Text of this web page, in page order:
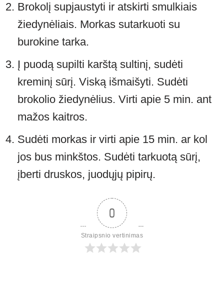
Brokolį supjaustyti ir atskirti smulkiais
žiedynėliais. Morkas sutarkuoti su
burokine tarka.
Į puodą supilti karštą sultinį, sudėti
kreminį sūrį. Viską išmaišyti. Sudėti
brokolio žiedynėlius. Virti apie 5 min. ant
mažos kaitros.
Sudėti morkas ir virti apie 15 min. ar kol
jos bus minkštos. Sudėti tarkuotą sūrį,
įberti druskos, juodųjų pipirų.
0
Straipsnio vertinimas